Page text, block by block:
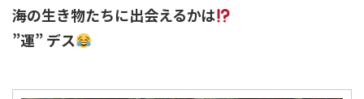
海の生き物たちに出会えるかは
”運” デス